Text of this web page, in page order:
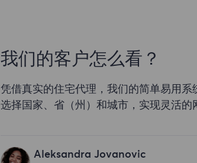
我们的客户怎么看？
凭借真实的住宅代理，我们的简单易用系
选择国家、省（州）和城市，实现灵活的
Aleksandra Jovanovic